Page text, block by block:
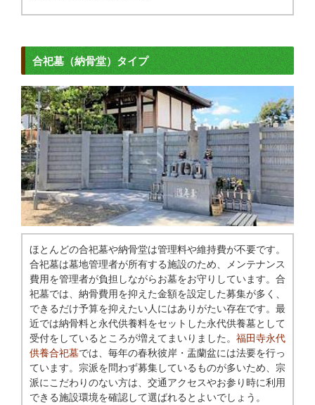
合祀墓（納骨堂）タイプ
ほとんどの合祀墓や納骨堂は管理料や維持費が不要です。
合祀墓は墓地管理者が所有する施設のため、メンテナンス
費用を管理者が負担しながらお墓をお守りしています。合
祀墓では、納骨費用を抑えた金額を設定した募集が多く、
できるだけ予算を抑えたい人にはありがたい存在です。最
近では納骨料と永代供養料をセットした永代供養墓として
受付をしているところが増えてまいりました。 福田寺永代
供養合祀墓では、毎年の春秋彼岸・盂蘭盆には法要を行っ
ています。宗派を問わず募集しているものが多いため、宗
派にこだわりのない方は、交通アクセスやお参り時に利用
できる施設環境を確認して選ばれるとよいでしょう。